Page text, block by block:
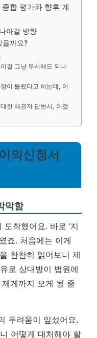
합 평가와 향후 계
아갈 방향
을까요?
걸 그냥 무시해도 되나
이 틀렸다고 하는데, 어
한 채권자 답변서, 이걸
의신청서
막함
착했어요. 바로 ‘지
죠. 처음에는 이게
찬찬히 읽어보니 제
로 상대방이 법원에
게까지 오게 될 줄
두려움이 앞섰어요.
어떻게 대처해야 할